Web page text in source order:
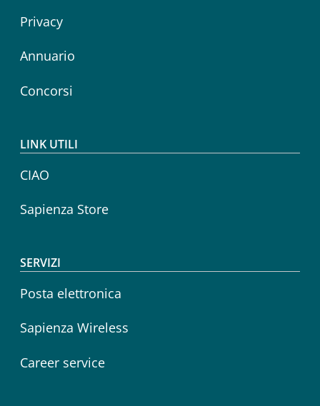
Privacy
Annuario
Concorsi
LINK UTILI
CIAO
Sapienza Store
SERVIZI
Posta elettronica
Sapienza Wireless
Career service